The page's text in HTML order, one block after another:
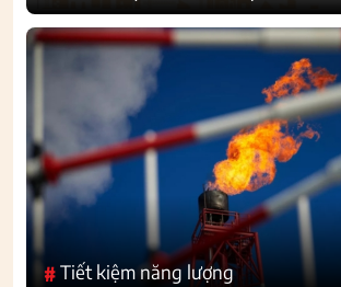
#Tiết kiệm năng lượng